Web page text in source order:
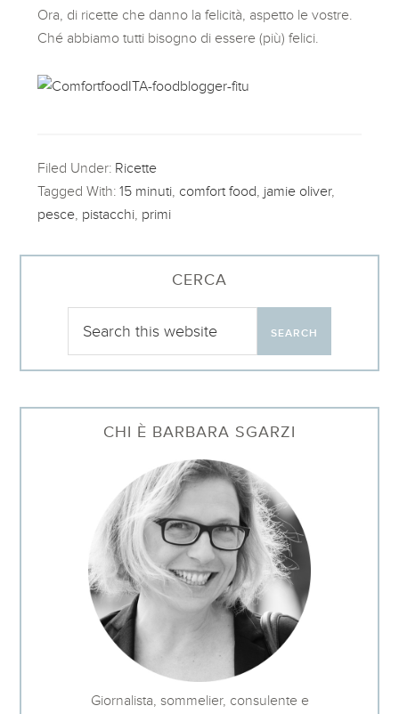
Ora, di ricette che danno la felicità, aspetto le vostre.
Ché abbiamo tutti bisogno di essere (più) felici.
Filed Under: Ricette
Tagged With:15 minuti comfort food jamie oliver,
pesce pistacchi primi
CERCA
CHI È BARBARA SGARZI
Giornalista, sommelier, consulente e